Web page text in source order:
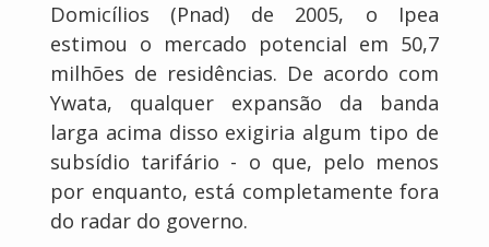
Domicílios (Pnad) de 2005, o Ipea
estimou o mercado potencial em 50,7
milhões de residências. De acordo com
Ywata, qualquer expansão da banda
larga acima disso exigiria algum tipo de
subsídio tarifário - o que, pelo menos
por enquanto, está completamente fora
do radar do governo.